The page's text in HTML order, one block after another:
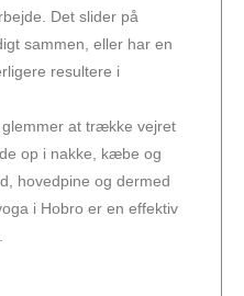
Det slider på
sammen, eller har en
resultere i
at trække vejret
op i nakke, kæbe og
hovedpine og dermed
i Hobro er en effektiv